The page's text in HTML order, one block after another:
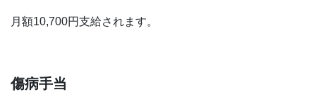
月額10,700円支給されます。
傷病手当